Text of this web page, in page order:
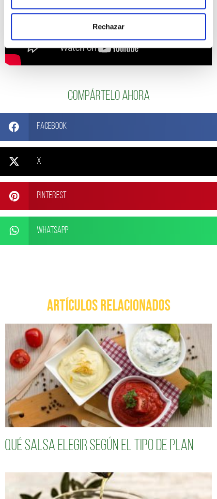
Rechazar
Compártelo ahora
Facebook
X
Pinterest
WhatsApp
ARTÍCULOS RELACIONADOS
Qué salsa elegir según el tipo de plan